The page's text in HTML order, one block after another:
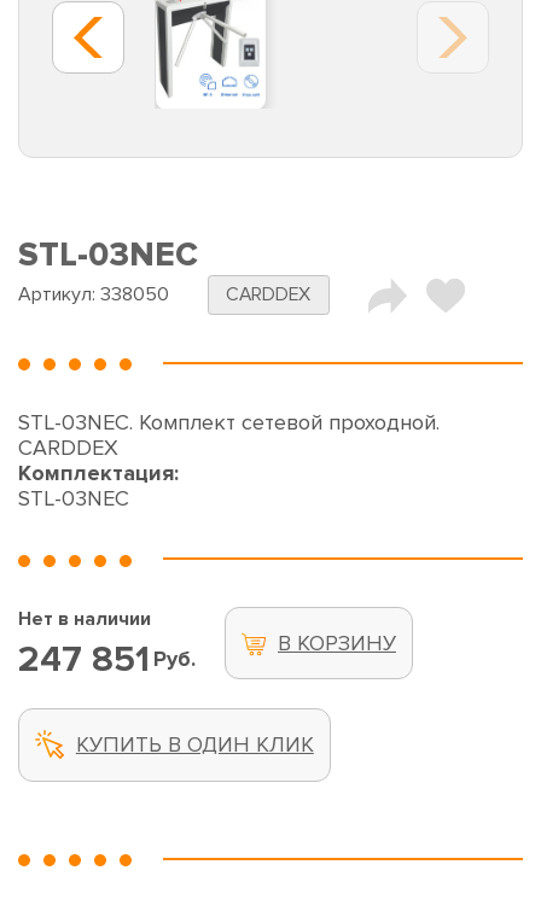
STL-03NEC
Артикул: 338050 CARDDEX
STL-03NEC. Комплект сетевой проходной.
CARDDEX
Комплектация:
STL-03NEC
Нет в наличии
247 851 Руб.
В КОРЗИНУ
КУПИТЬ В ОДИН КЛИК